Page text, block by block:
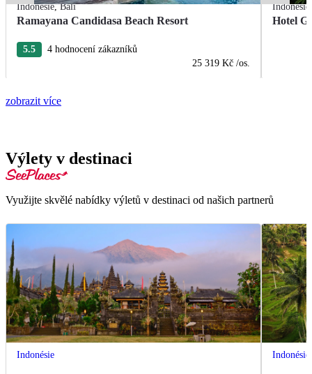
Indonésie,Bali
Ramayana Candidasa Beach Resort
5.5
4 hodnocení zákazníků
25 319 Kč /os.
Indonésie
Hotel
zobrazit více
Výlety v destinaci
Využijte skvělé nabídky výletů v destinaci od našich partnerů
Indonésie Indonésie